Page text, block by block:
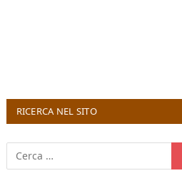
RICERCA NEL SITO